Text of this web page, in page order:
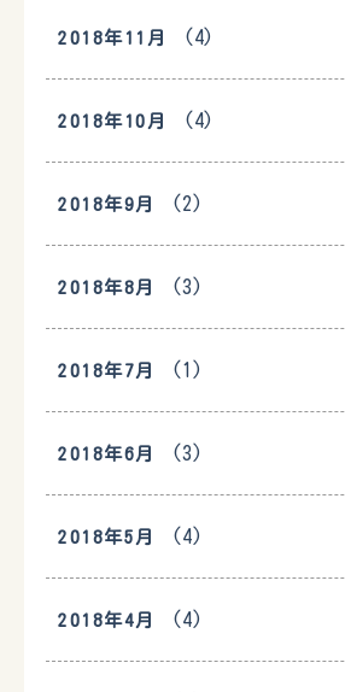
2018年11月 (4)
2018年10月 (4)
2018年9月 (2)
2018年8月 (3)
2018年7月 (1)
2018年6月 (3)
2018年5月 (4)
2018年4月 (4)